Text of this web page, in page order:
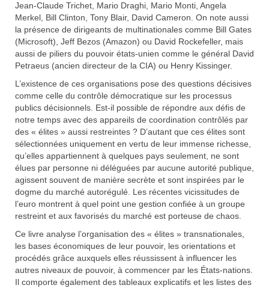
Jean-Claude Trichet, Mario Draghi, Mario Monti, Angela
Merkel, Bill Clinton, Tony Blair, David Cameron. On note aussi
la présence de dirigeants de multinationales comme Bill Gates
(Microsoft), Jeff Bezos (Amazon) ou David Rockefeller, mais
aussi de piliers du pouvoir états-unien comme le général David
Petraeus (ancien directeur de la CIA) ou Henry Kissinger.
L’existence de ces organisations pose des questions décisives
comme celle du contrôle démocratique sur les processus
publics décisionnels. Est-il possible de répondre aux défis de
notre temps avec des appareils de coordination contrôlés par
des « élites » aussi restreintes ? D’autant que ces élites sont
sélectionnées uniquement en vertu de leur immense richesse,
qu’elles appartiennent à quelques pays seulement, ne sont
élues par personne ni déléguées par aucune autorité publique,
agissent souvent de manière secrète et sont inspirées par le
dogme du marché autorégulé. Les récentes vicissitudes de
l’euro montrent à quel point une gestion confiée à un groupe
restreint et aux favorisés du marché est porteuse de chaos.
Ce livre analyse l’organisation des « élites » transnationales,
les bases économiques de leur pouvoir, les orientations et
procédés grâce auxquels elles réussissent à influencer les
autres niveaux de pouvoir, à commencer par les États-nations.
Il comporte également des tableaux explicatifs et les listes des